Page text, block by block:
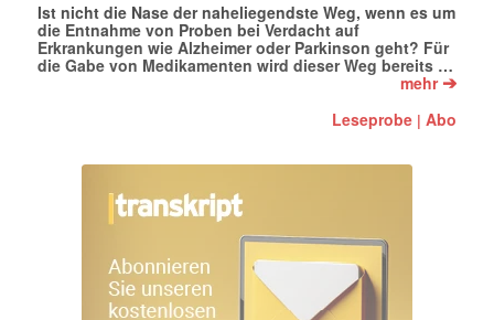
Ist nicht die Nase der naheliegendste Weg, wenn es um
die Entnahme von Proben bei Verdacht auf
Erkrankungen wie Alzheimer oder Parkinson geht? Für
die Gabe von Medikamenten wird dieser Weg bereits …
mehr➔
Leseprobe |Abo